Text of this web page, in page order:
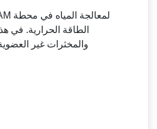
الطاقة الحرارية. في